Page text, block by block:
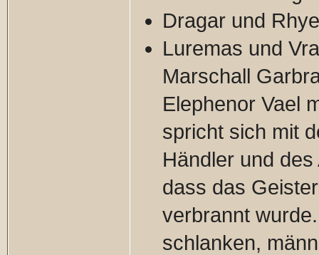
Dragar und
Luremas und
Marschall
Elephenor Vael
spricht sich mit
Händler und
dass das
verbrannt
schlanken,